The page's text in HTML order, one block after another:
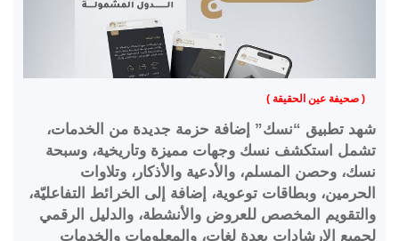
( صحيفة عين الحقيقة )
شهد تطبيق “نسك” إضافة حزمة جديدة من الخدمات،
تشمل استكشف نسك وجهات مميزة وتاريخية، وسبحة
نسك، وحصن المسلم، والأدعية والأذكار، وتلاوات
الحرمين، وبطاقات توعوية، إضافة إلى الخرائط التفاعليّة،
والتقويم المخصص للعروض والأنشطة، والدليل الرقمي
لجميع الإرشادات بعدة لغات، والمعلومات والخدمات